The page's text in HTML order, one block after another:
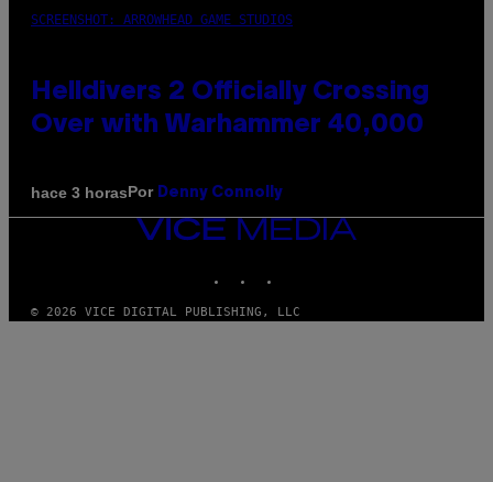
SCREENSHOT: ARROWHEAD GAME STUDIOS
Helldivers 2 Officially Crossing
Over with Warhammer 40,000
hace 3 horasPor Denny Connolly
VICE
MEDIA
© 2026 VICE DIGITAL PUBLISHING, LLC